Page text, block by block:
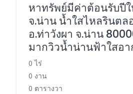
หาทรัพย์มีค่าต้อนรับปีใ
จ.น่าน น้ำใสไหลรินตล
อ.ท่าวังผา จ.น่าน
มากวิวน้ำน่านฟ้าใสอ
0 ไร่
0 งาน
0 ตารางวา